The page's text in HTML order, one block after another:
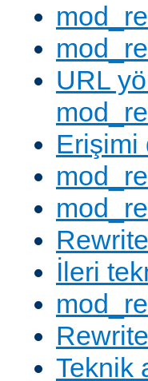
URL
Erişimi
İleri
Teknik